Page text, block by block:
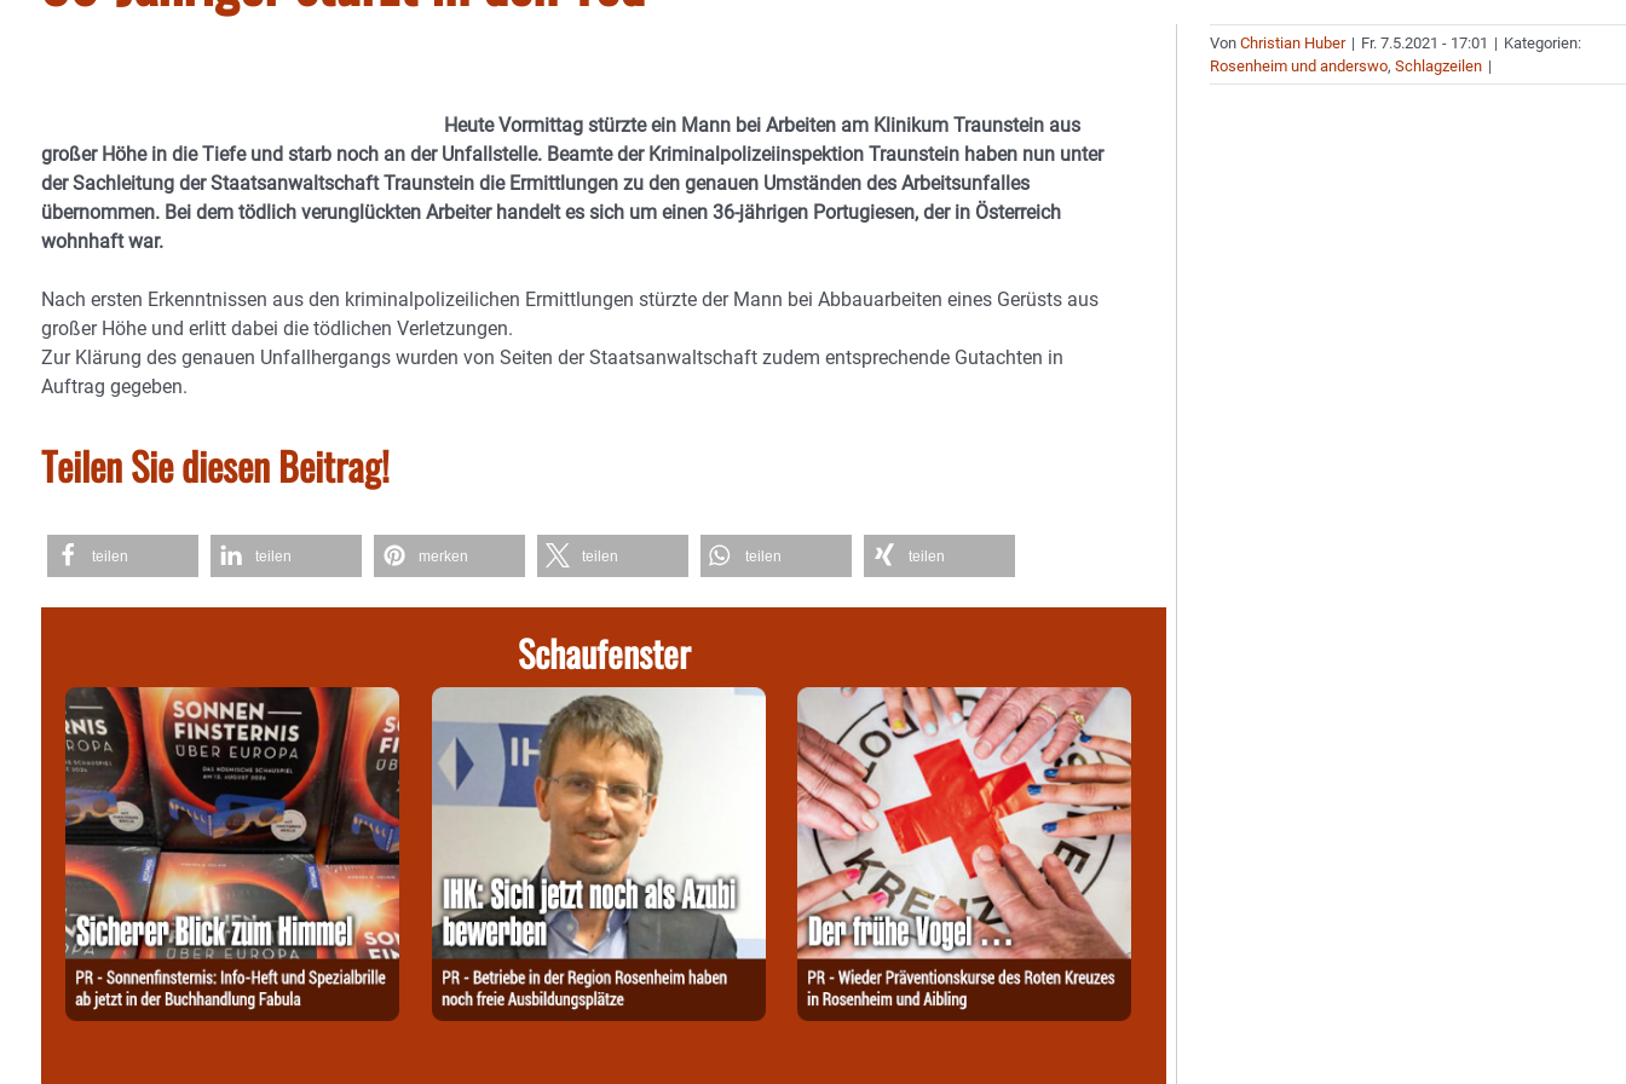
Heute Vormittag stürzte ein Mann bei Arbeiten am Klinikum Traunstein aus
großer Höhe in die Tiefe und starb noch an der Unfallstelle. Beamte der Kriminalpolizeiinspektion Traunstein haben nun unter
der Sachleitung der Staatsanwaltschaft Traunstein die Ermittlungen zu den genauen Umständen des Arbeitsunfalles
übernommen. Bei dem tödlich verunglückten Arbeiter handelt es sich um einen 36-jährigen Portugiesen, der in Österreich
wohnhaft war.
Nach ersten Erkenntnissen aus den kriminalpolizeilichen Ermittlungen stürzte der Mann bei Abbauarbeiten eines Gerüsts aus
großer Höhe und erlitt dabei die tödlichen Verletzungen.
Zur Klärung des genauen Unfallhergangs wurden von Seiten der Staatsanwaltschaft zudem entsprechende Gutachten in
Auftrag gegeben.
Teilen Sie diesen Beitrag!
teilen teilen merken teilen teilen teilen
Schaufenster
VonChristian Huber | Fr. 7.5.2021 - 17:01 | Kategorien:
Rosenheim und anderswo,Schlagzeilen |